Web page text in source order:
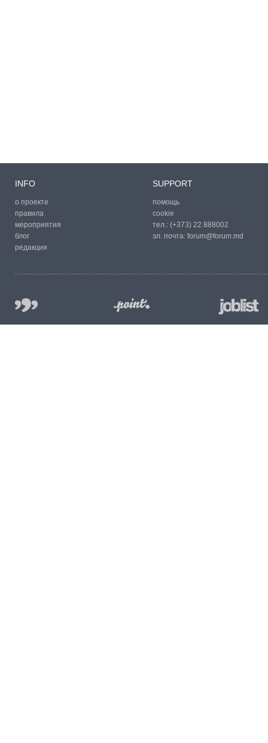
INFO
о проекте
правила
мероприятия
блог
редакция
SUPPORT
помощь
cookie
тел.: (+373) 22 888002
эл. почта: forum@forum.md